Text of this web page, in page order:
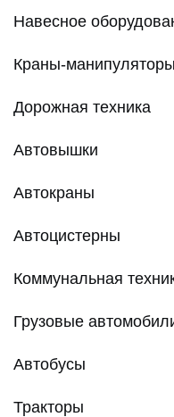
Навесное
Краны-манипуляторы
Дорожная техника
Автовышки
Автокраны
Автоцистерны
Коммунальная
Грузовые
Автобусы
Тракторы